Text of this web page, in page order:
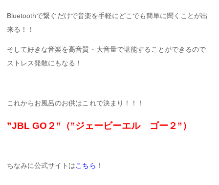
Bluetoothで繋ぐだけで音楽を手軽にどこでも簡単に聞くことが出
来る！！
そして好きな音楽を高音質・大音量で堪能することができるので
ストレス発散にもなる！
これからお風呂のお供はこれで決まり！！！
”JBL GO２”（”ジェービーエル ゴー２”）
ちなみに公式サイトはこちら ！